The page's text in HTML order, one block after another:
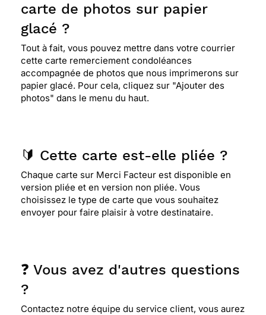
carte de photos sur papier
glacé ?
Tout à fait, vous pouvez mettre dans votre courrier
cette carte remerciement condoléances
accompagnée de photos que nous imprimerons sur
papier glacé. Pour cela, cliquez sur "Ajouter des
photos" dans le menu du haut.
🔰 Cette carte est-elle pliée ?
Chaque carte sur Merci Facteur est disponible en
version pliée et en version non pliée. Vous
choisissez le type de carte que vous souhaitez
envoyer pour faire plaisir à votre destinataire.
❓ Vous avez d'autres questions
?
Contactez notre équipe du service client, vous aurez